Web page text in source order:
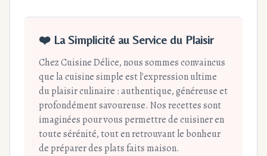
❤️ La Simplicité au Service du Plaisir
Chez Cuisine Délice, nous sommes convaincus
que la cuisine simple est l'expression ultime
du plaisir culinaire : authentique, généreuse et
profondément savoureuse. Nos recettes sont
imaginées pour vous permettre de cuisiner en
toute sérénité, tout en retrouvant le bonheur
de préparer des plats faits maison.